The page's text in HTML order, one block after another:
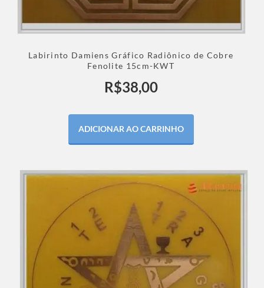
Labirinto Damiens Gráfico Radiônico de Cobre
Fenolite 15cm-KWT
R$38,00
ADICIONAR AO CARRINHO